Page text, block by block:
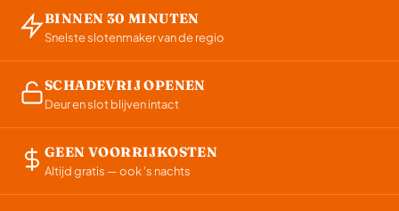
BINNEN 30 MINUTEN
Snelste slotenmaker van de regio
SCHADEVRIJ OPENEN
Deur en slot blijven intact
GEEN VOORRIJKOSTEN
Altijd gratis — ook 's nachts